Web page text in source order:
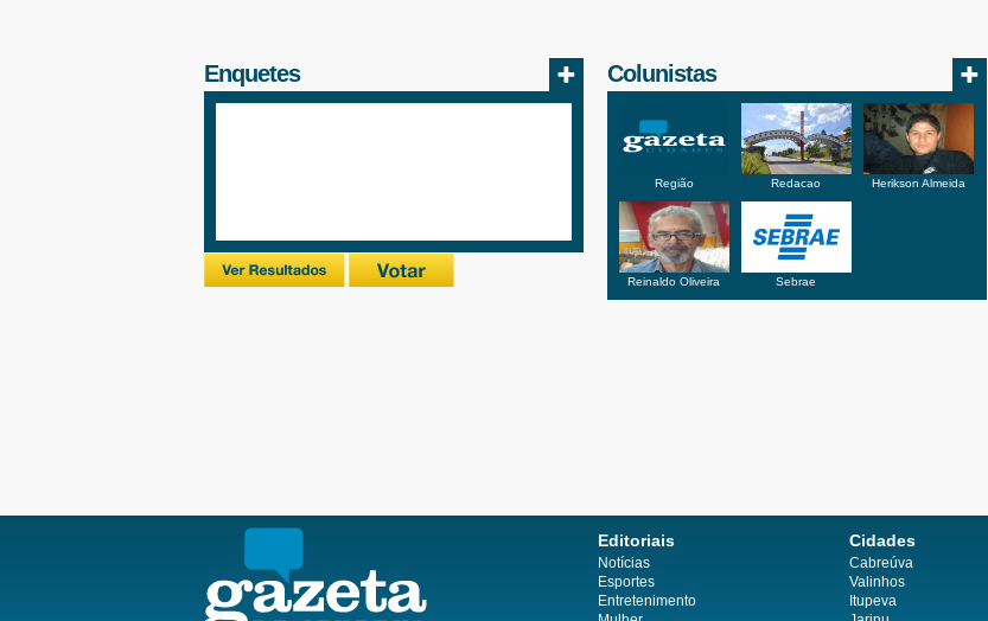
Enquetes Colunistas
Região Redacao Herikson Almeida
Reinaldo Oliveira Sebrae
Editoriais
Notícias
Esportes
Entretenimento
Cidades
Cabreúva
Valinhos
Itupeva